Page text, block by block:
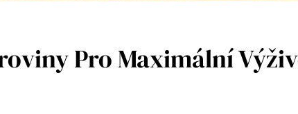
Pro Maximální